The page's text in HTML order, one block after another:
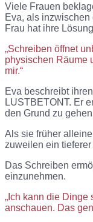
Viele Frauen
Eva, als
Frau hat ihre
„Schreiben öffnet
physischen Räume
mir.“
Eva beschreibt
LUSTBETONT. Er
den Grund zu
Als sie früher
zuweilen ein tieferer
Das Schreiben
einzunehmen.
„Ich kann die Dinge
anschauen. Das